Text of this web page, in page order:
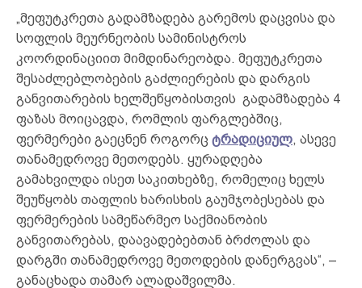
„მეფუტკრეთა გადამზადება გარემოს დაცვისა და
სოფლის მეურნეობის სამინისტროს
კოორდინაციით მიმდინარეობდა. მეფუტკრეთა
შესაძლებლობების გაძლიერების და დარგის
განვითარების ხელშეწყობისთვის გადამზადება 4
ფაზას მოიცავდა, რომლის ფარგლებშიც,
ფერმერები გაეცნენ როგორც ტრადიციულ, ასევე
თანამედროვე მეთოდებს. ყურადღება
გამახვილდა ისეთ საკითხებზე, რომელიც ხელს
შეუწყობს თაფლის ხარისხის გაუმჯობესებას და
ფერმერების სამეწარმეო საქმიანობის
განვითარებას, დაავადებებთან ბრძოლას და
დარგში თანამედროვე მეთოდების დანერგვას“, –
განაცხადა თამარ ალადაშვილმა.